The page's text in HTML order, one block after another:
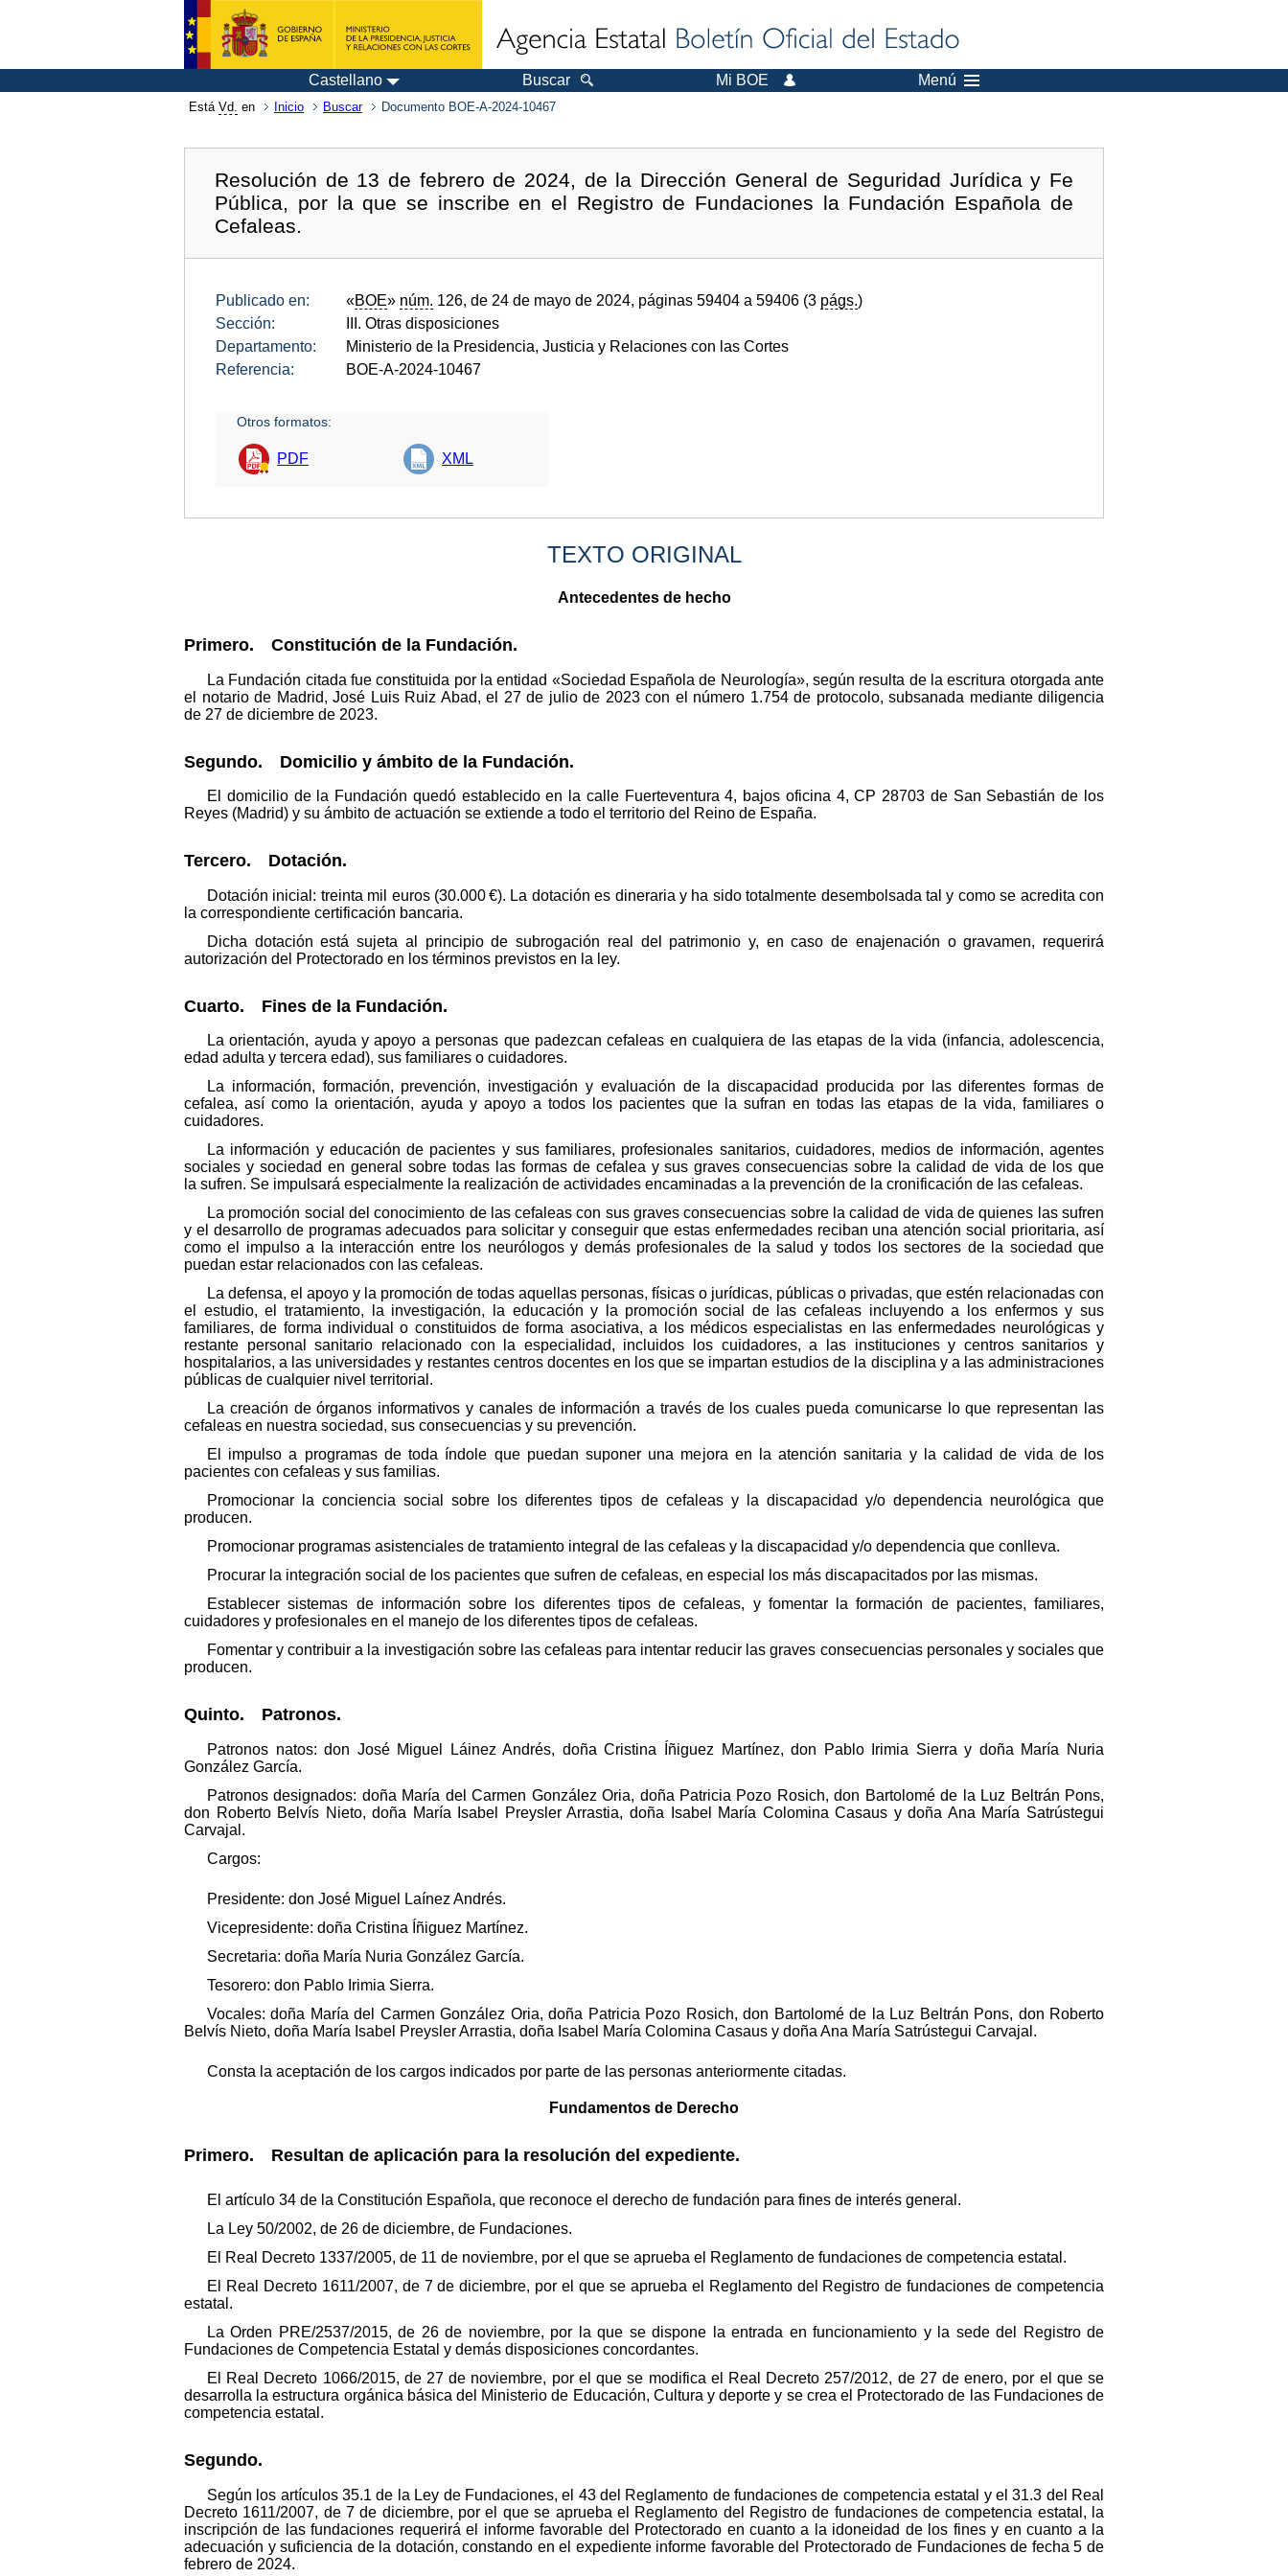
Castellano Buscar Mi BOE Menú
Está Vd. en Inicio Buscar Documento BOE-A-2024-10467
Resolución de 13 de febrero de 2024, de la Dirección General de Seguridad Jurídica y Fe
Pública, por la que se inscribe en el Registro de Fundaciones la Fundación Española de
Cefaleas.
Publicado en: «BOE» núm. 126, de 24 de mayo de 2024, páginas 59404 a 59406 (3 págs.)
Sección:
III. Otras disposiciones
Departamento:
Ministerio de la Presidencia, Justicia y Relaciones con las Cortes
Referencia:
BOE-A-2024-10467
Otros formatos:
PDF XML
TEXTO ORIGINAL
Antecedentes de hecho
Primero. Constitución de la Fundación.
La Fundación citada fue constituida por la entidad «Sociedad Española de Neurología», según resulta de la escritura otorgada ante
el notario de Madrid, José Luis Ruiz Abad, el 27 de julio de 2023 con el número 1.754 de protocolo, subsanada mediante diligencia
de 27 de diciembre de 2023.
Segundo. Domicilio y ámbito de la Fundación.
El domicilio de la Fundación quedó establecido en la calle Fuerteventura 4, bajos oficina 4, CP 28703 de San Sebastián de los
Reyes (Madrid) y su ámbito de actuación se extiende a todo el territorio del Reino de España.
Tercero. Dotación.
Dotación inicial: treinta mil euros (30.000 €). La dotación es dineraria y ha sido totalmente desembolsada tal y como se acredita con
la correspondiente certificación bancaria.
Dicha dotación está sujeta al principio de subrogación real del patrimonio y, en caso de enajenación o gravamen, requerirá
autorización del Protectorado en los términos previstos en la ley.
Cuarto. Fines de la Fundación.
La orientación, ayuda y apoyo a personas que padezcan cefaleas en cualquiera de las etapas de la vida (infancia, adolescencia,
edad adulta y tercera edad), sus familiares o cuidadores.
La información, formación, prevención, investigación y evaluación de la discapacidad producida por las diferentes formas de
cefalea, así como la orientación, ayuda y apoyo a todos los pacientes que la sufran en todas las etapas de la vida, familiares o
cuidadores.
La información y educación de pacientes y sus familiares, profesionales sanitarios, cuidadores, medios de información, agentes
sociales y sociedad en general sobre todas las formas de cefalea y sus graves consecuencias sobre la calidad de vida de los que
la sufren. Se impulsará especialmente la realización de actividades encaminadas a la prevención de la cronificación de las cefaleas.
La promoción social del conocimiento de las cefaleas con sus graves consecuencias sobre la calidad de vida de quienes las sufren
y el desarrollo de programas adecuados para solicitar y conseguir que estas enfermedades reciban una atención social prioritaria, así
como el impulso a la interacción entre los neurólogos y demás profesionales de la salud y todos los sectores de la sociedad que
puedan estar relacionados con las cefaleas.
La defensa, el apoyo y la promoción de todas aquellas personas, físicas o jurídicas, públicas o privadas, que estén relacionadas con
el estudio, el tratamiento, la investigación, la educación y la promoción social de las cefaleas incluyendo a los enfermos y sus
familiares, de forma individual o constituidos de forma asociativa, a los médicos especialistas en las enfermedades neurológicas y
restante personal sanitario relacionado con la especialidad, incluidos los cuidadores, a las instituciones y centros sanitarios y
hospitalarios, a las universidades y restantes centros docentes en los que se impartan estudios de la disciplina y a las administraciones
públicas de cualquier nivel territorial.
La creación de órganos informativos y canales de información a través de los cuales pueda comunicarse lo que representan las
cefaleas en nuestra sociedad, sus consecuencias y su prevención.
El impulso a programas de toda índole que puedan suponer una mejora en la atención sanitaria y la calidad de vida de los
pacientes con cefaleas y sus familias.
Promocionar la conciencia social sobre los diferentes tipos de cefaleas y la discapacidad y/o dependencia neurológica que
producen.
Promocionar programas asistenciales de tratamiento integral de las cefaleas y la discapacidad y/o dependencia que conlleva.
Procurar la integración social de los pacientes que sufren de cefaleas, en especial los más discapacitados por las mismas.
Establecer sistemas de información sobre los diferentes tipos de cefaleas, y fomentar la formación de pacientes, familiares,
cuidadores y profesionales en el manejo de los diferentes tipos de cefaleas.
Fomentar y contribuir a la investigación sobre las cefaleas para intentar reducir las graves consecuencias personales y sociales que
producen.
Quinto. Patronos.
Patronos natos: don José Miguel Láinez Andrés, doña Cristina Íñiguez Martínez, don Pablo Irimia Sierra y doña María Nuria
González García.
Patronos designados: doña María del Carmen González Oria, doña Patricia Pozo Rosich, don Bartolomé de la Luz Beltrán Pons,
don Roberto Belvís Nieto, doña María Isabel Preysler Arrastia, doña Isabel María Colomina Casaus y doña Ana María Satrústegui
Carvajal.
Cargos:
Presidente: don José Miguel Laínez Andrés.
Vicepresidente: doña Cristina Íñiguez Martínez.
Secretaria: doña María Nuria González García.
Tesorero: don Pablo Irimia Sierra.
Vocales: doña María del Carmen González Oria, doña Patricia Pozo Rosich, don Bartolomé de la Luz Beltrán Pons, don Roberto
Belvís Nieto, doña María Isabel Preysler Arrastia, doña Isabel María Colomina Casaus y doña Ana María Satrústegui Carvajal.
Consta la aceptación de los cargos indicados por parte de las personas anteriormente citadas.
Fundamentos de Derecho
Primero. Resultan de aplicación para la resolución del expediente.
El artículo 34 de la Constitución Española, que reconoce el derecho de fundación para fines de interés general.
La Ley 50/2002, de 26 de diciembre, de Fundaciones.
El Real Decreto 1337/2005, de 11 de noviembre, por el que se aprueba el Reglamento de fundaciones de competencia estatal.
El Real Decreto 1611/2007, de 7 de diciembre, por el que se aprueba el Reglamento del Registro de fundaciones de competencia
estatal.
La Orden PRE/2537/2015, de 26 de noviembre, por la que se dispone la entrada en funcionamiento y la sede del Registro de
Fundaciones de Competencia Estatal y demás disposiciones concordantes.
El Real Decreto 1066/2015, de 27 de noviembre, por el que se modifica el Real Decreto 257/2012, de 27 de enero, por el que se
desarrolla la estructura orgánica básica del Ministerio de Educación, Cultura y deporte y se crea el Protectorado de las Fundaciones de
competencia estatal.
Segundo.
Según los artículos 35.1 de la Ley de Fundaciones, el 43 del Reglamento de fundaciones de competencia estatal y el 31.3 del Real
Decreto 1611/2007, de 7 de diciembre, por el que se aprueba el Reglamento del Registro de fundaciones de competencia estatal, la
inscripción de las fundaciones requerirá el informe favorable del Protectorado en cuanto a la idoneidad de los fines y en cuanto a la
adecuación y suficiencia de la dotación, constando en el expediente informe favorable del Protectorado de Fundaciones de fecha 5 de
febrero de 2024.